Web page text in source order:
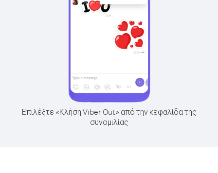
Επιλέξτε «Κλήση Viber Out» από την κεφαλίδα της
συνομιλίας